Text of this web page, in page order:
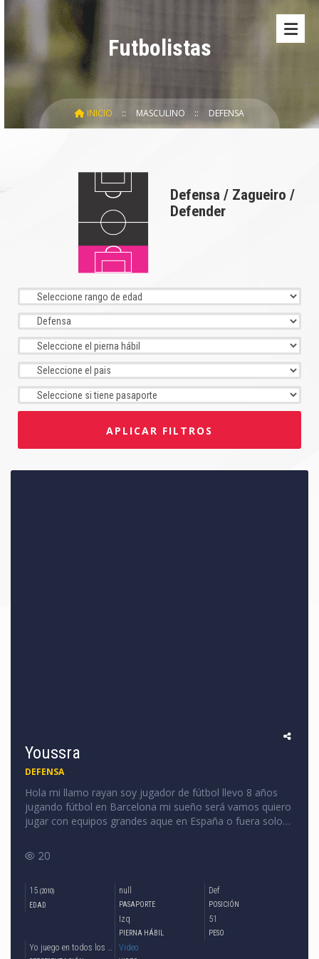
Futbolistas
INICIO MASCULINO DEFENSA
Defensa / Zagueiro /
Defender
APLICAR FILTROS
Youssra
DEFENSA
Hola mi llamo rayan soy jugador de fútbol llevo 8 años
jugando fútbol en Barcelona mi sueño será vamos quiero
jugar con equipos grandes aque en España o fuera solo
20
15 (2010)
EDAD
null
PASAPORTE
Def
POSICIÓN
Izq
PIERNA HÁBIL
51
PESO
Video